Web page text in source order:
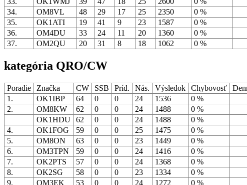
34.
OM8VL 48 29 17 25 2350
0 %
35.
OK1ATI 19 41 9 23 1587
0 %
36.
OM4DU 33 24 11 20 1360
0 %
37.
OM2QU 20 31 8 18 1062 0 %
kategória QRO/CW
Poradie Značka CW SSB Príd. Nás. Výsledok Chybovosť
1.
OK1IBP 64 0 0 24 1536
0 %
2.
OM8KW 62 0 0 24 1488
0 %
OK1HDU
62 0 0 24 1488
0 %
4.
OK1FOG 59 0 0 25 1475
0 %
5.
OM8ON 63 0 0 23 1449
0 %
6.
OM3TPN 59 0 0 24 1416
0 %
7.
OK2PTS 57 0 0 24 1368
0 %
8.
OK2SG 58 0 0 23 1334
0 %
9.
OM3EK 53 0 0 24 1272
0 %